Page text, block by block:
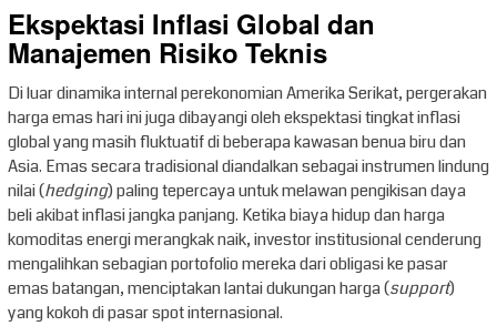
Ekspektasi Inflasi Global dan
Manajemen Risiko Teknis
Di luar dinamika internal perekonomian Amerika Serikat, pergerakan
harga emas hari ini juga dibayangi oleh ekspektasi tingkat inflasi
global yang masih fluktuatif di beberapa kawasan benua biru dan
Asia. Emas secara tradisional diandalkan sebagai instrumen lindung
nilai (hedging) paling tepercaya untuk melawan pengikisan daya
beli akibat inflasi jangka panjang. Ketika biaya hidup dan harga
komoditas energi merangkak naik, investor institusional cenderung
mengalihkan sebagian portofolio mereka dari obligasi ke pasar
emas batangan, menciptakan lantai dukungan harga (support)
yang kokoh di pasar spot internasional.